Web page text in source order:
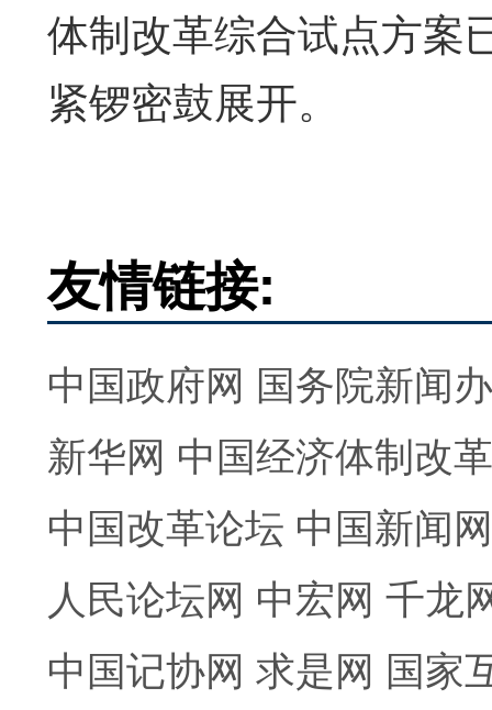
体制改革综合试点方案
紧锣密鼓展开。
友情链接:
中国政府网 国务院新闻
新华网 中国经济体制改
中国改革论坛 中国新闻网
人民论坛网 中宏网 千龙
中国记协网 求是网 国家